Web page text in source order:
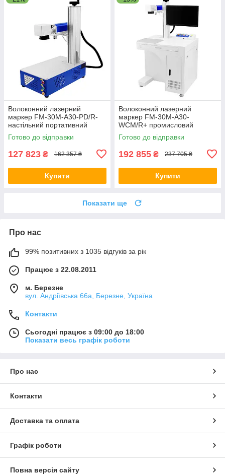
Волоконний лазерний
маркер FM-30M-A30-PD/R-
настільний портативний
300x300 30 Вт, немає
підтримки поворотної осі
Готово до відправки
127 823 ₴ 162 357 ₴
Купити
Волоконний лазерний
маркер FM-30M-A30-
WCM/R+ промисловий
300x300 30 Вт (з
комп'ютером і монітором)
Готово до відправки
192 855 ₴ 237 705 ₴
Купити
Показати ще
Про нас
99% позитивних з 1035 відгуків за рік
Працює з 22.08.2011
м. Березне
вул. Андріївська 66а, Березне, Україна
Контакти
Сьогодні працює з 09:00 до 18:00
Показати весь графік роботи
Про нас
Контакти
Доставка та оплата
Графік роботи
Повна версія сайту